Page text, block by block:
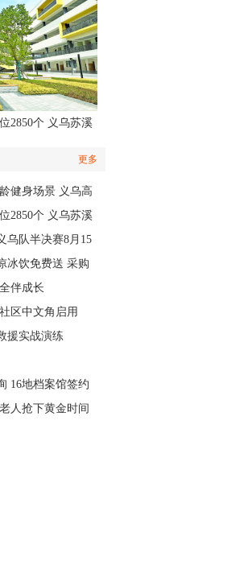
2850个 义乌苏溪
更多
健身场景 义乌高
2850个 义乌苏溪
乌队半决赛8月15
冰饮免费送 采购
伴成长
区中文角启用
援实战演练
16地档案馆签约
人抢下黄金时间